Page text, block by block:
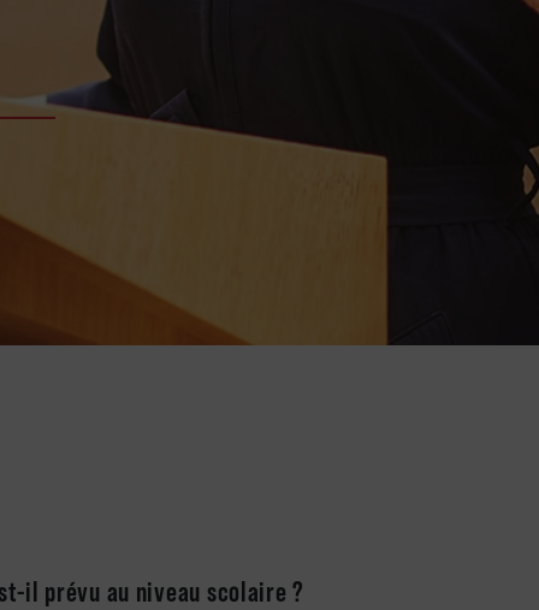
il prévu au niveau scolaire ?